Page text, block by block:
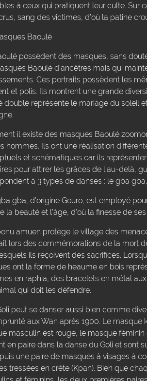
à ceux qui pratiquent leur culte. Sur
sang des victimes, d’où la patine
Baoulé
possèdent des masques, sans
Baoulé d’ancêtres mais qui
Ces portraits possèdent les
et polis. Ils montrent une grande
double représente le mariage du soleil
il existe des masques Baoulé
hommes. Ils ont une réalisation
et schématiques car ils
pour attirer les grâces de l’au-delà,
à 3 types de danses : le gba
gba, d’origine Gouro, est employé
la beauté et l’âge, d’où la finesse de
amuen protège le village des
lors des commémorations de la mort
ils reçoivent des sacrifices.
ont la forme de heaume en bois
en raphia, des bracelets en métal
qui doit les défendre.
peut se danser aussi bien comme
aux Wan après 1900. Le
masculin est rouge, le masque
en paire dans la danse du Goli et sont
une paire de masques à visages à
tressées en crête (Kpan). Bien que